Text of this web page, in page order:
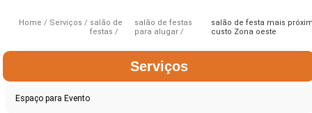
Home Serviços
salão de
festas
salão de festas
para alugar
salão de festa mais
custo Zona oeste
Serviços
Espaço para Evento